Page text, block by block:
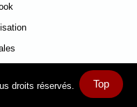
Top
droits réservés.